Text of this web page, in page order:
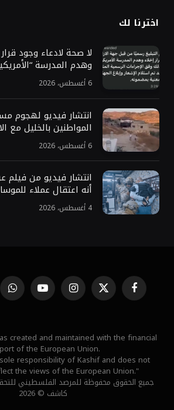
اخترنا لك
لا صحة لادعاء وجود
وهدم المدرسة
6 أغسطس، 2026
انتشار فيديو لهجوم
المواطنين بالخليل مع
6 أغسطس، 2026
انتشار فيديو من فيلم
أنه اعتقال عملاء
4 أغسطس، 2026
فيسبوك X
(Twitter)
الانستغراميوتيوب
created and maintained with the financial
of the European Union.
responsibility of Kashif and does not
the views of the European Union."
جميع الحقوق محفوظة للمرصد الفلسطيني للتحقق
كاشف © 2026